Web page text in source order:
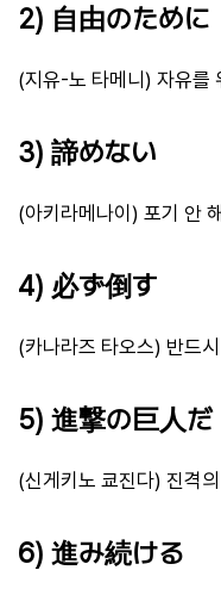
2) 自由のために
(지유-노 타메니) 자유를
3) 諦めない
(아키라메나이) 포기 안 해
4) 必ず倒す
(카나라즈 타오스) 반드
5) 進撃の巨人だ
(신게키노 쿄진다) 진격
6) 進み続ける